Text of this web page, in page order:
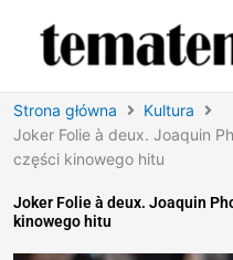
Strona główna
Kultura
Joker Folie à deux. Joaquin
części kinowego hitu
Joker Folie à deux. Joaquin
kinowego hitu